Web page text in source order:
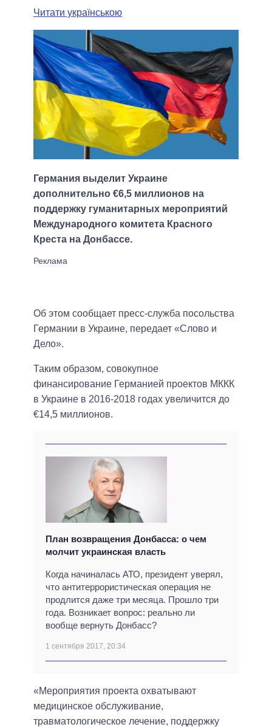
Читати українською
Германия выделит Украине
дополнительно €6,5 миллионов на
поддержку гуманитарных мероприятий
Международного комитета Красного
Креста на Донбассе.
Об этом сообщает пресс-служба посольства
Германии в Украине, передает «Слово и
Дело».
Таким образом, совокупное
финансирование Германией проектов МККК
в Украине в 2016-2018 годах увеличится до
€14,5 миллионов.
План возвращения Донбасса: о чем
молчит украинская власть
Когда начиналась АТО, президент уверял,
что антитеррористическая операция не
продлится даже три месяца. Прошло три
года. Возникает вопрос: реально ли
вообще вернуть Донбасс?
1 сентября 2017, 20:34
«Мероприятия проекта охватывают
медицинское обслуживание,
травматологическое лечение, поддержку